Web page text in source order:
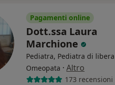
Pagamenti online
Dott.ssa Laura
Marchione
Pediatra, Pediatra di
Omeopata · Altro
173 recensioni